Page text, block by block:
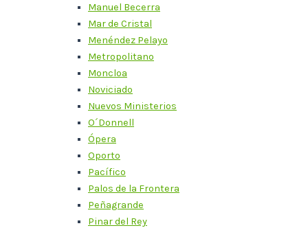
Manuel Becerra
Mar de Cristal
Menéndez Pelayo
Metropolitano
Moncloa
Noviciado
Nuevos Ministerios
O´Donnell
Ópera
Oporto
Pacífico
Palos de la Frontera
Peñagrande
Pinar del Rey